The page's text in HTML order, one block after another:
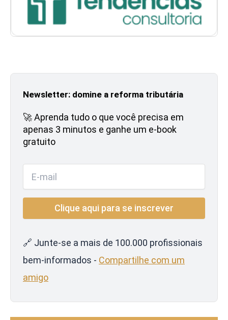
Newsletter: domine a reforma tributária
🚀 Aprenda tudo o que você precisa em
apenas 3 minutos e ganhe um e-book
gratuito
🔗 Junte-se a mais de 100.000 profissionais
bem-informados - Compartilhe com um
amigo